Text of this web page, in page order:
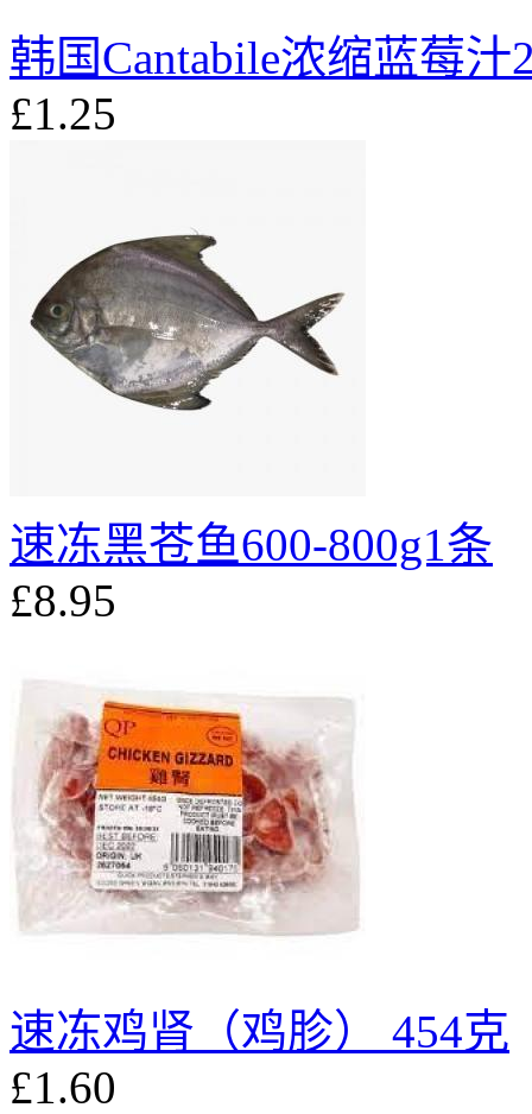
韩国Cantabile浓缩蓝莓汁
£1.25
速冻黑苍鱼600-800g1条
£8.95
速冻鸡肾（鸡胗） 454克
£1.60